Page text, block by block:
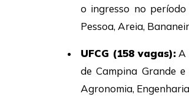
o ingresso no
Pessoa, Areia,
UFCG (158 vagas): A
de Campina Grande
Agronomia,